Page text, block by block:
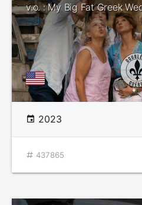
v.o. : My Big Fat Greek
2023
437865